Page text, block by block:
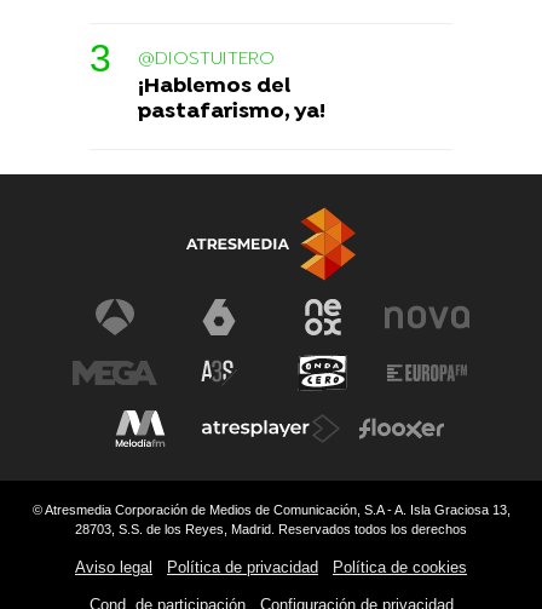
@DIOSTUITERO
¡Hablemos del
pastafarismo, ya!
© Atresmedia Corporación de Medios de Comunicación, S.A - A. Isla Graciosa 13,
28703, S.S. de los Reyes, Madrid. Reservados todos los derechos
Aviso legal Política de privacidad Política de cookies
Cond. de participación Configuración de privacidad